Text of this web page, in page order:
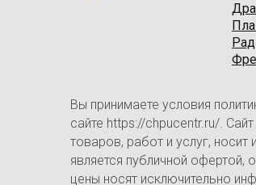
Вы принимаете условия
сайте https://chpucentr.ru/.
товаров, работ и услуг,
является публичной
цены носят исключительно